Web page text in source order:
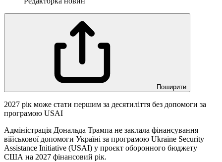
Поширити
2027 рік може стати першим за десятиліття без допомоги за
програмою USAI
Адміністрація Дональда Трампа не заклала фінансування
військової допомоги Україні за програмою Ukraine Security
Assistance Initiative (USAI) у проєкт оборонного бюджету
США на 2027 фінансовий рік.